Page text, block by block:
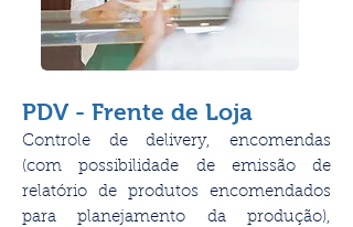
PDV - Frente de Loja
Controle de delivery, encomendas
(com possibilidade de emissão de
relatório de produtos encomendados
para planejamento da produção),